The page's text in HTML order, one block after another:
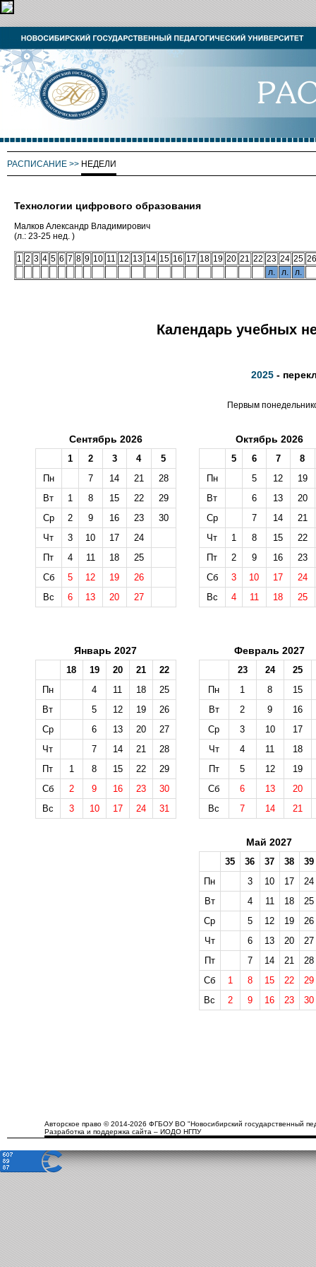
РАСПИСАНИЕ >> НЕДЕЛИ
Технологии цифрового образования
Малков Александр Владимирович
(л.: 23-25 нед. )
1 2 3 4 5 6 7 8 9 10 11 12 13 14 15 16 17 18 19 20 21 22 23 24 25 26
л.
л. л.
Календарь учебных
2025 -
Первым
Сентябрь 2026
1 2 3 4
5
Пн
7 14 21
28
Вт
1 8 15 22
29
Ср
2 9 16 23
30
Чт
3 10 17
24
Пт
4 11 18
25
Сб
5 12 19
26
Вс
6 13 20 27
Октябрь 2026
5 6 7
8
Пн
5 12
19
Вт
6 13
20
Ср
7 14
21
Чт
1 8 15
22
Пт
2 9 16
23
Сб
3 10 17
24
Вс
4 11 18 25
Январь 2027
18 19 20 21
22
Пн
4 11 18
25
Вт
5 12 19
26
Ср
6 13 20
27
Чт
7 14 21
28
Пт
1 8 15 22
29
Сб
2 9 16 23
30
Вс
3 10 17 24 31
Февраль 2027
23 24
25
Пн
1 8
15
Вт
2 9
16
Ср
3 10
17
Чт
4 11
18
Пт
5 12
19
Сб
6 13
20
Вс
7 14 21
Май 2027
35 36 37 38
39
Пн
3 10 17
24
Вт
4 11 18
25
Ср
5 12 19
26
Чт
6 13 20
27
Пт
7 14 21
28
Сб
1 8 15 22
29
Вс
2 9 16 23 30
Авторское право © 2014-2026 ФГБОУ ВО "Новосибирский государственный
Разработка и поддержка сайта – ИОДО НГПУ